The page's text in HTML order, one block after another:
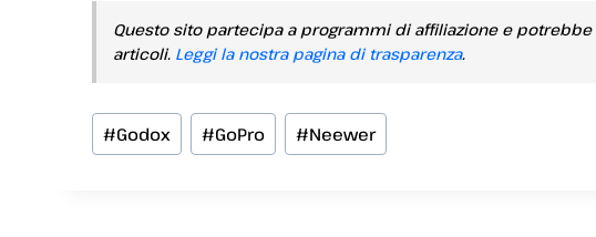
Questo sito partecipa a programmi di affiliazione e
articoli. Leggi la nostra pagina di trasparenza.
Tag
articolo:
#Godox #GoPro #Neewer